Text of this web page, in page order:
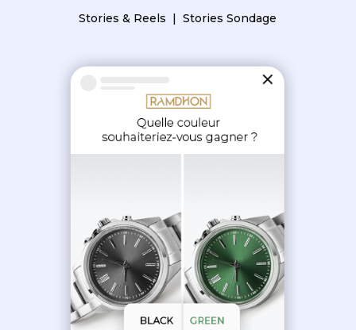
Stories & Reels | Stories Sondage